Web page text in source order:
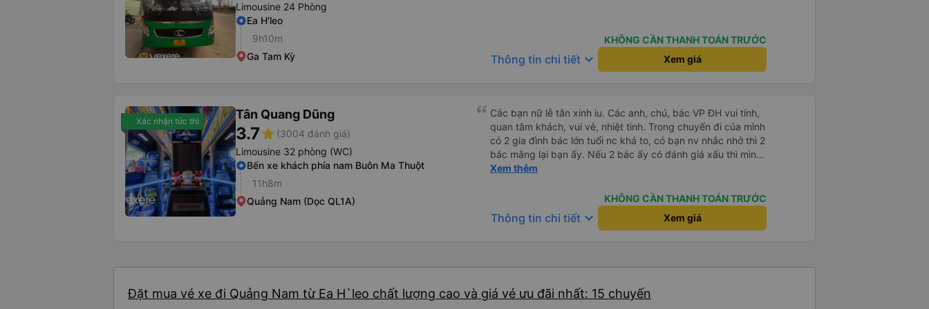
Limousine 24 Phòng
Ea H'leo
9h10m
Ga Tam Kỳ
KHÔNG CẦN THANH TOÁN TRƯỚC
Thông tin chi tiết keyboard_arrow_down Xem giá
Xác nhận tức thì Tân Quang Dũng
3.7star (3004 đánh giá)
Limousine 32 phòng (WC)
Bến xe khách phía nam Buôn Ma Thuột
11h8m
Quảng Nam (Dọc QL1A)
Các bạn nữ lễ tân xinh iu. Các anh, chú, bác VP ĐH vui tính,
quan tâm khách, vui vẻ, nhiệt tình. Trong chuyến đi của mình
có 2 gia đình bác lớn tuổi nc khá to, có bạn nv nhắc nhở thì 2
bác mắng lại bạn ấy. Nếu 2 bác ấy có đánh giá xấu thì mình
ngược lại nha. Bạn ấy nhắc nhở rất đúng. 2 bác nói rất to. To
nhau xuất hiện trong giấc mơ của mình luôn. Nên nếu bạn ấy
bị phản ánh thì đừng trừ lương bạn ấy nha. Nếu bạn ấy bị trừ
thì bảo bạn ấy liên hệ sđt của mình, mình hỗ trợ ạ. Số mình
(một mình) yêu luôn. Nhưng phòng đôi mà nằm một thì mỗi
10/10.
Xem thêm
KHÔNG CẦN THANH TOÁN TRƯỚC
Thông tin chi tiết keyboard_arrow_down Xem giá
Đặt mua vé xe đi Quảng Nam từ Ea H`leo chất lượng cao và giá vé ưu đãi nhất: 15 chuyến